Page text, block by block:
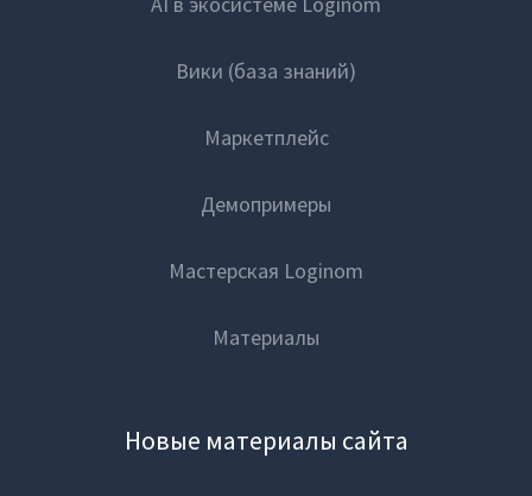
Вики (база знаний)
Маркетплейс
Демопримеры
Мастерская Loginom
Материалы
Новые материалы сайта